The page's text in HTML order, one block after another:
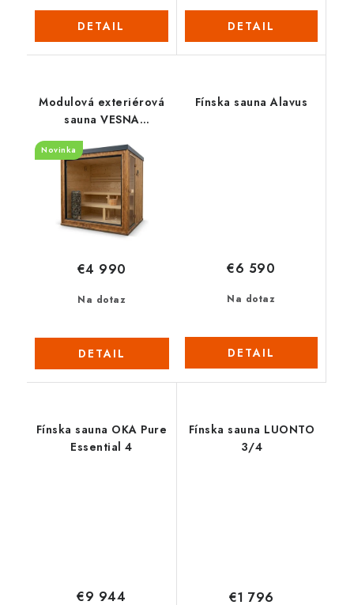
DETAIL DETAIL
Modulová exteriérová
sauna VESNA
Novinka
Na dotaz
€4 990
DETAIL
Fínska sauna Alavus
Na dotaz
€6 590
DETAIL
Fínska sauna OKA Pure
Essential 4
€9 944
Fínska sauna LUONTO
3/4
€1 796